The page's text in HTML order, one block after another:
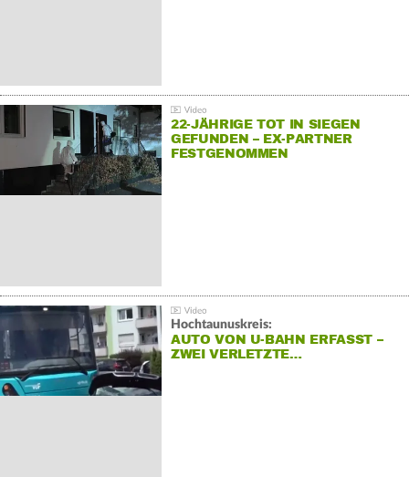
22-JÄHRIGE TOT IN SIEGEN
GEFUNDEN – EX-PARTNER
FESTGENOMMEN
Hochtaunuskreis:
AUTO VON U-BAHN ERFASST –
ZWEI VERLETZTE…